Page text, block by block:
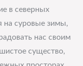
в северных
на суровые зимы,
нас своим
существо,